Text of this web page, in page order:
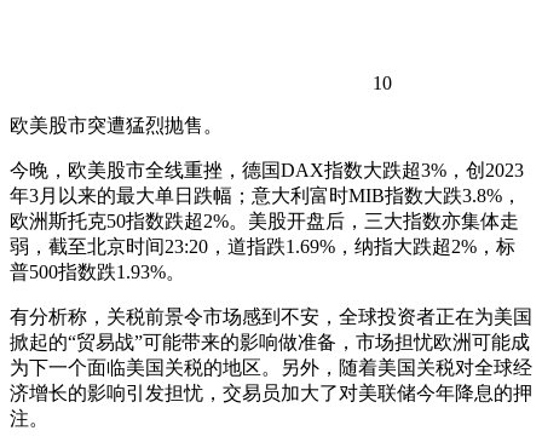
10
欧美股市突遭猛烈抛售。
今晚，欧美股市全线重挫，德国DAX指数大跌超3%，创2023
年3月以来的最大单日跌幅；意大利富时MIB指数大跌3.8%，
欧洲斯托克50指数跌超2%。美股开盘后，三大指数亦集体走
弱，截至北京时间23:20，道指跌1.69%，纳指大跌超2%，标
普500指数跌1.93%。
有分析称，关税前景令市场感到不安，全球投资者正在为美国
掀起的“贸易战”可能带来的影响做准备，市场担忧欧洲可能成
为下一个面临美国关税的地区。另外，随着美国关税对全球经
济增长的影响引发担忧，交易员加大了对美联储今年降息的押
注。